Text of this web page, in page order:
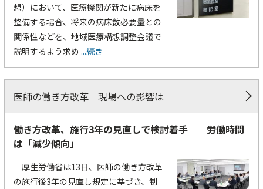
想）において、医療機関が新たに病床を
整備する場合、将来の病床数必要量との
関係性などを、地域医療構想調整会議で
説明するよう求め ...続き
医師の働き方改革 現場への影響は
働き方改革、施行3年の見直しで検討着手 労働時間
は「減少傾向」
厚生労働省は13日、医師の働き方改革
の施行後3年の見直し規定に基づき、制